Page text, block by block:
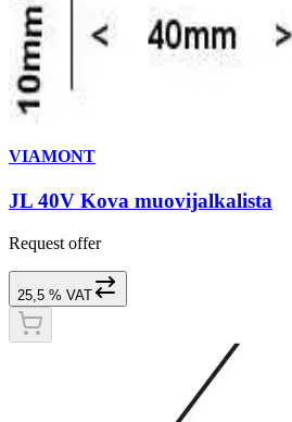
VIAMONT
JL 40V Kova muovijalkalista
Request offer
25,5 % VAT